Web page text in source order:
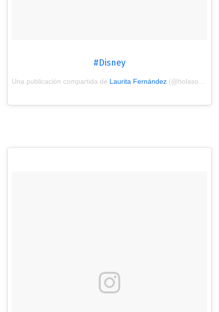
#Disney
Una publicación compartida de Laurita Fernández (@holasoylaurita) el